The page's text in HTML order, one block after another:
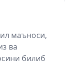
маъноси,
ва
билиб